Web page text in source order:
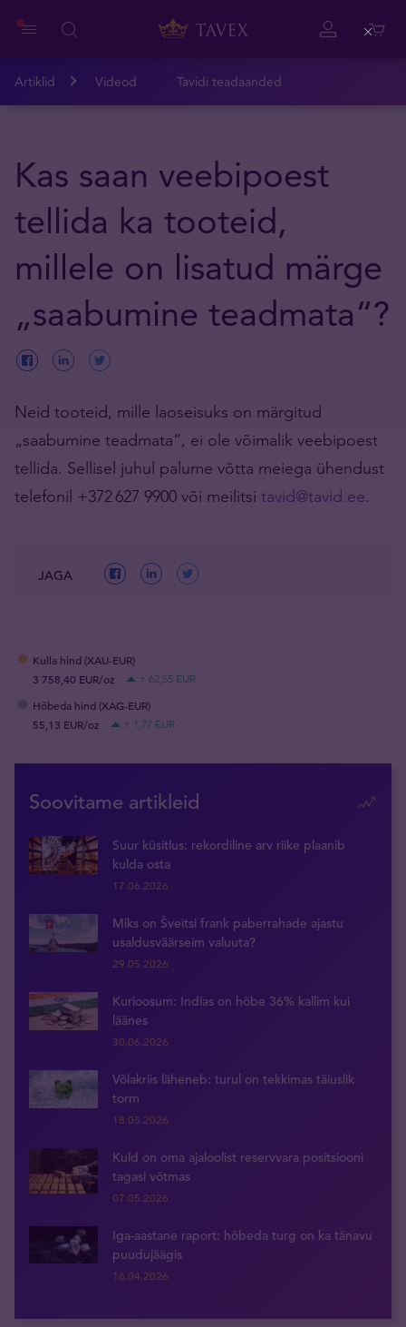
Artiklid Videod Tavidi teadaanded
Kas saan veebipoest
tellida ka tooteid,
millele on lisatud märge
„saabumine teadmata“?
Neid tooteid, mille laoseisuks on märgitud
„saabumine teadmata“, ei ole võimalik veebipoest
tellida. Sellisel juhul palume võtta meiega ühendust
telefonil +372 627 9900 või meilitsi tavid@tavid.ee.
JAGA
Kulla hind (XAU-EUR)
3 758,40 EUR/oz
+ 62,55 EUR
Hõbeda hind (XAG-EUR)
55,13 EUR/oz
+ 1,77 EUR
Soovitame artikleid
Suur küsitlus: rekordiline arv riike plaanib
kulda osta
17.06.2026
Miks on Šveitsi frank paberrahade ajastu
usaldusväärseim valuuta?
29.05.2026
Kurioosum: Indias on hõbe 36% kallim kui
läänes
30.06.2026
Võlakriis läheneb: turul on tekkimas täiuslik
torm
18.05.2026
Kuld on oma ajaloolist reservvara positsiooni
tagasi võtmas
07.05.2026
Iga-aastane raport: hõbeda turg on ka tänavu
puudujäägis
16.04.2026
Close